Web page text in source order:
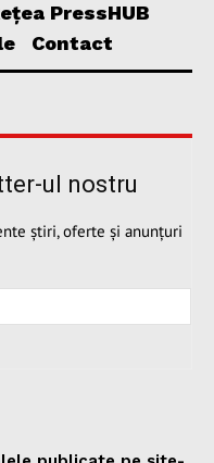
PressHUB
Contact
ul nostru
știri, oferte și anunțuri